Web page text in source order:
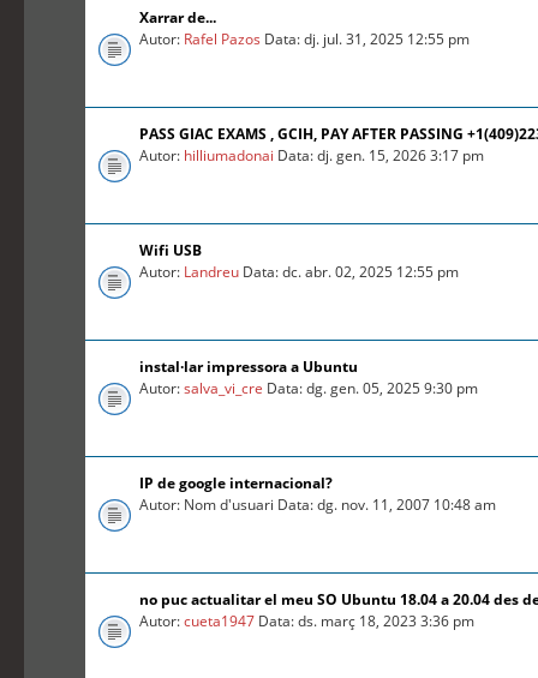
Xarrar de...
Autor: Rafel Pazos Data: dj. jul. 31, 2025 12:55 pm
PASS GIAC EXAMS , GCIH, PAY AFTER PASSING
Autor: hilliumadonai Data: dj. gen. 15, 2026 3:17 pm
Wifi USB
Autor: Landreu Data: dc. abr. 02, 2025 12:55 pm
instal·lar impressora a Ubuntu
Autor:salva_vi_cre Data: dg. gen. 05, 2025 9:30 pm
IP de google internacional?
Autor: Nom d'usuari Data: dg. nov. 11, 2007 10:48 am
no puc actualitar el meu SO Ubuntu 18.04 a 20.04 des
Autor:cueta1947 Data: ds. març 18, 2023 3:36 pm